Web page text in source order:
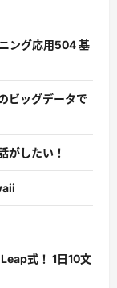
ング応用504 基
ビッグデータで
がしたい！
式！ 1日10文